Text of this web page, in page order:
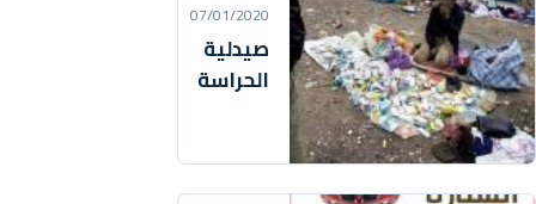
07/01/2020
صيدلية
الحراسة